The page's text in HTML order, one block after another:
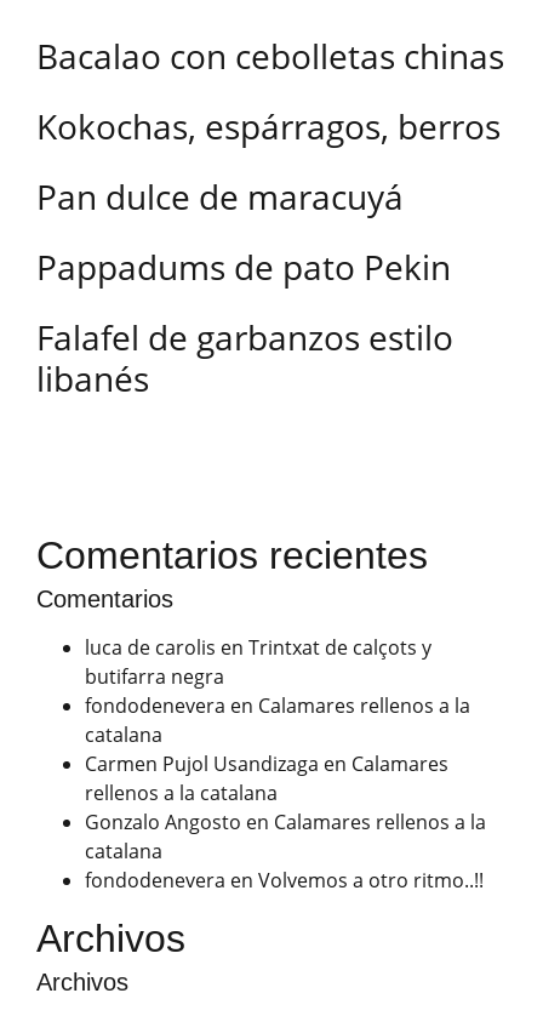
Bacalao con cebolletas chinas
Kokochas, espárragos, berros
Pan dulce de maracuyá
Pappadums de pato Pekin
Falafel de garbanzos estilo
libanés
Comentarios recientes
Comentarios
luca de carolis en Trintxat de calçots y
butifarra negra
fondodenevera en Calamares rellenos a la
catalana
Carmen Pujol Usandizaga en Calamares
rellenos a la catalana
Gonzalo Angosto en Calamares rellenos a la
catalana
fondodenevera en Volvemos a otro ritmo..!!
Archivos
Archivos